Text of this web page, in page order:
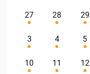
27 28 29
3 4 5
10 11 12